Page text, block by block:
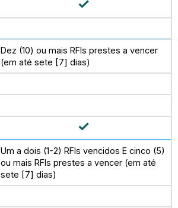
Dez (10) ou mais RFIs prestes a vencer
(em até sete [7] dias)
Um a dois (1-2) RFIs vencidos E cinco (5)
ou mais RFIs prestes a vencer (em até
sete [7] dias)